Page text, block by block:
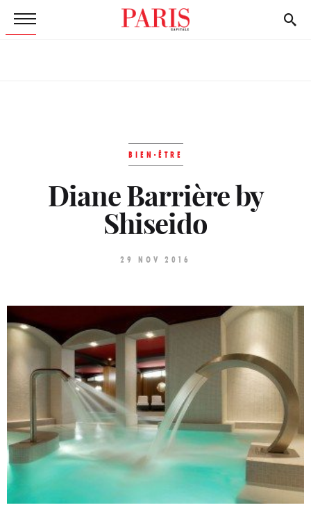
BIEN-ÊTRE
Diane Barrière by
Shiseido
29 NOV 2016